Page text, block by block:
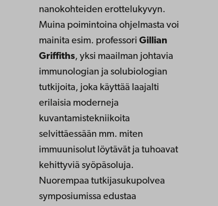
nanokohteiden erottelukyvyn.
Muina poimintoina ohjelmasta voi
mainita esim. professori Gillian
Griffiths, yksi maailman johtavia
immunologian ja solubiologian
tutkijoita, joka käyttää laajalti
erilaisia moderneja
kuvantamistekniikoita
selvittäessään mm. miten
immuunisolut löytävät ja tuhoavat
kehittyviä syöpäsoluja.
Nuorempaa tutkijasukupolvea
symposiumissa edustaa